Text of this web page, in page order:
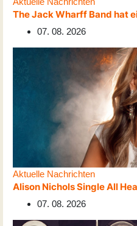
The Jack Wharff Band hat
07. 08. 2026
Aktuelle Nachrichten
Alison Nichols Single All
07. 08. 2026